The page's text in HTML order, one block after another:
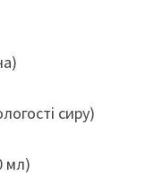
сиру)
мл)